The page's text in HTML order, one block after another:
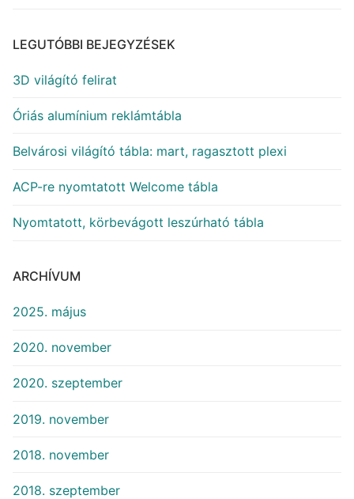
LEGUTÓBBI BEJEGYZÉSEK
3D világító felirat
Óriás alumínium reklámtábla
Belvárosi világító tábla: mart, ragasztott plexi
ACP-re nyomtatott Welcome tábla
Nyomtatott, körbevágott leszúrható tábla
ARCHÍVUM
2025. május
2020. november
2020. szeptember
2019. november
2018. november
2018. szeptember